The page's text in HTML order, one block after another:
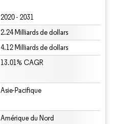
2020 - 2031
2.24 Milliards de dollars
4.12 Milliards de dollars
13.01% CAGR
Asie-Pacifique
Amérique du Nord